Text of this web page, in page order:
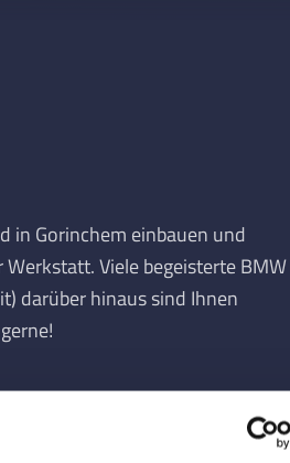
in Gorinchem einbauen und
Viele begeisterte BMW
darüber hinaus sind Ihnen